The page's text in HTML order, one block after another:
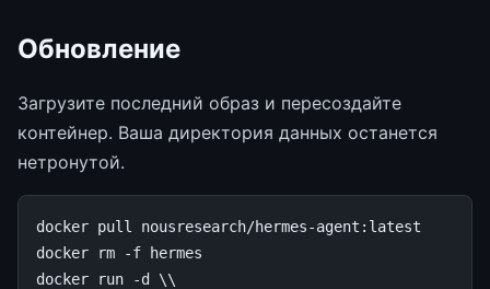
Обновление
Загрузите последний образ и пересоздайте
контейнер. Ваша директория данных останется
нетронутой.
docker pull
nousresearch/hermes-agent:latest
docker
rm -f
hermes
docker
run -d
\\